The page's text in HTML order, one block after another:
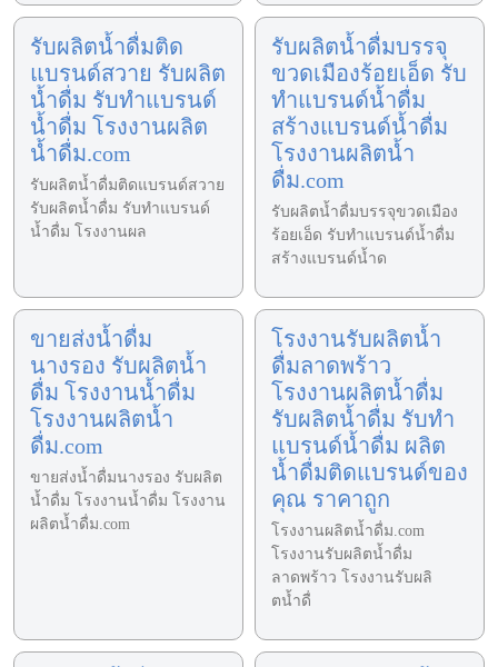
รับผลิตน้ำดื่มติด
แบรนด์สวาย รับผลิต
น้ำดื่ม รับทำแบรนด์
น้ำดื่ม โรงงานผลิต
น้ำดื่ม.com
รับผลิตน้ำดื่มติดแบรนด์สวาย
รับผลิตน้ำดื่ม รับทำแบรนด์
น้ำดื่ม โรงงานผล
รับผลิตน้ำดื่มบรรจุ
ขวดเมืองร้อยเอ็ด รับ
ทำแบรนด์น้ำดื่ม
สร้างแบรนด์น้ำดื่ม
โรงงานผลิตน้ำ
ดื่ม.com
รับผลิตน้ำดื่มบรรจุขวดเมือง
ร้อยเอ็ด รับทำแบรนด์น้ำดื่ม
สร้างแบรนด์น้ำด
ขายส่งน้ำดื่ม
นางรอง รับผลิตน้ำ
ดื่ม โรงงานน้ำดื่ม
โรงงานผลิตน้ำ
ดื่ม.com
ขายส่งน้ำดื่มนางรอง รับผลิต
น้ำดื่ม โรงงานน้ำดื่ม โรงงาน
ผลิตน้ำดื่ม.com
โรงงานรับผลิตน้ำ
ดื่มลาดพร้าว
โรงงานผลิตน้ำดื่ม
รับผลิตน้ำดื่ม รับทำ
แบรนด์น้ำดื่ม ผลิต
น้ำดื่มติดแบรนด์ของ
คุณ ราคาถูก
โรงงานผลิตน้ำดื่ม.com
โรงงานรับผลิตน้ำดื่ม
ลาดพร้าว โรงงานรับผลิ
ตน้ำดื่